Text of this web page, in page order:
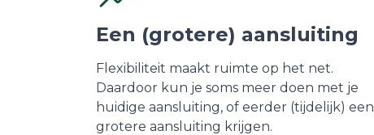
Een (grotere) aansluiting
Flexibiliteit maakt ruimte op het net.
Daardoor kun je soms meer doen met je
huidige aansluiting, of eerder (tijdelijk) een
grotere aansluiting krijgen.